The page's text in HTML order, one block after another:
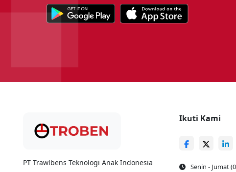
PT Trawlbens Teknologi Anak Indonesia
Ikuti Kami
Senin - Jumat